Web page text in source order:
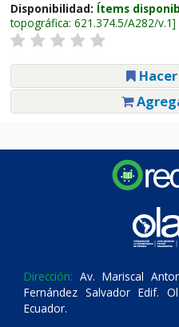
Disponibilidad: Ítems
topográfica: 621.374.5/A282/v.1
Dirección: Av. Mariscal
Fernández Salvador Edif.
Ecuador.